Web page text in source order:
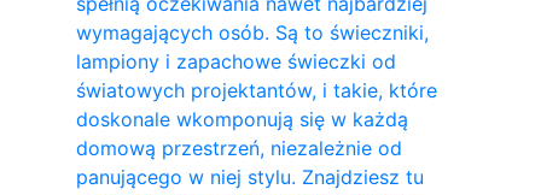
wymagających osób. Są to świeczniki,
lampiony i zapachowe świeczki od
światowych projektantów, i takie, które
doskonale wkomponują się w każdą
domową przestrzeń, niezależnie od
panującego w niej stylu. Znajdziesz tu